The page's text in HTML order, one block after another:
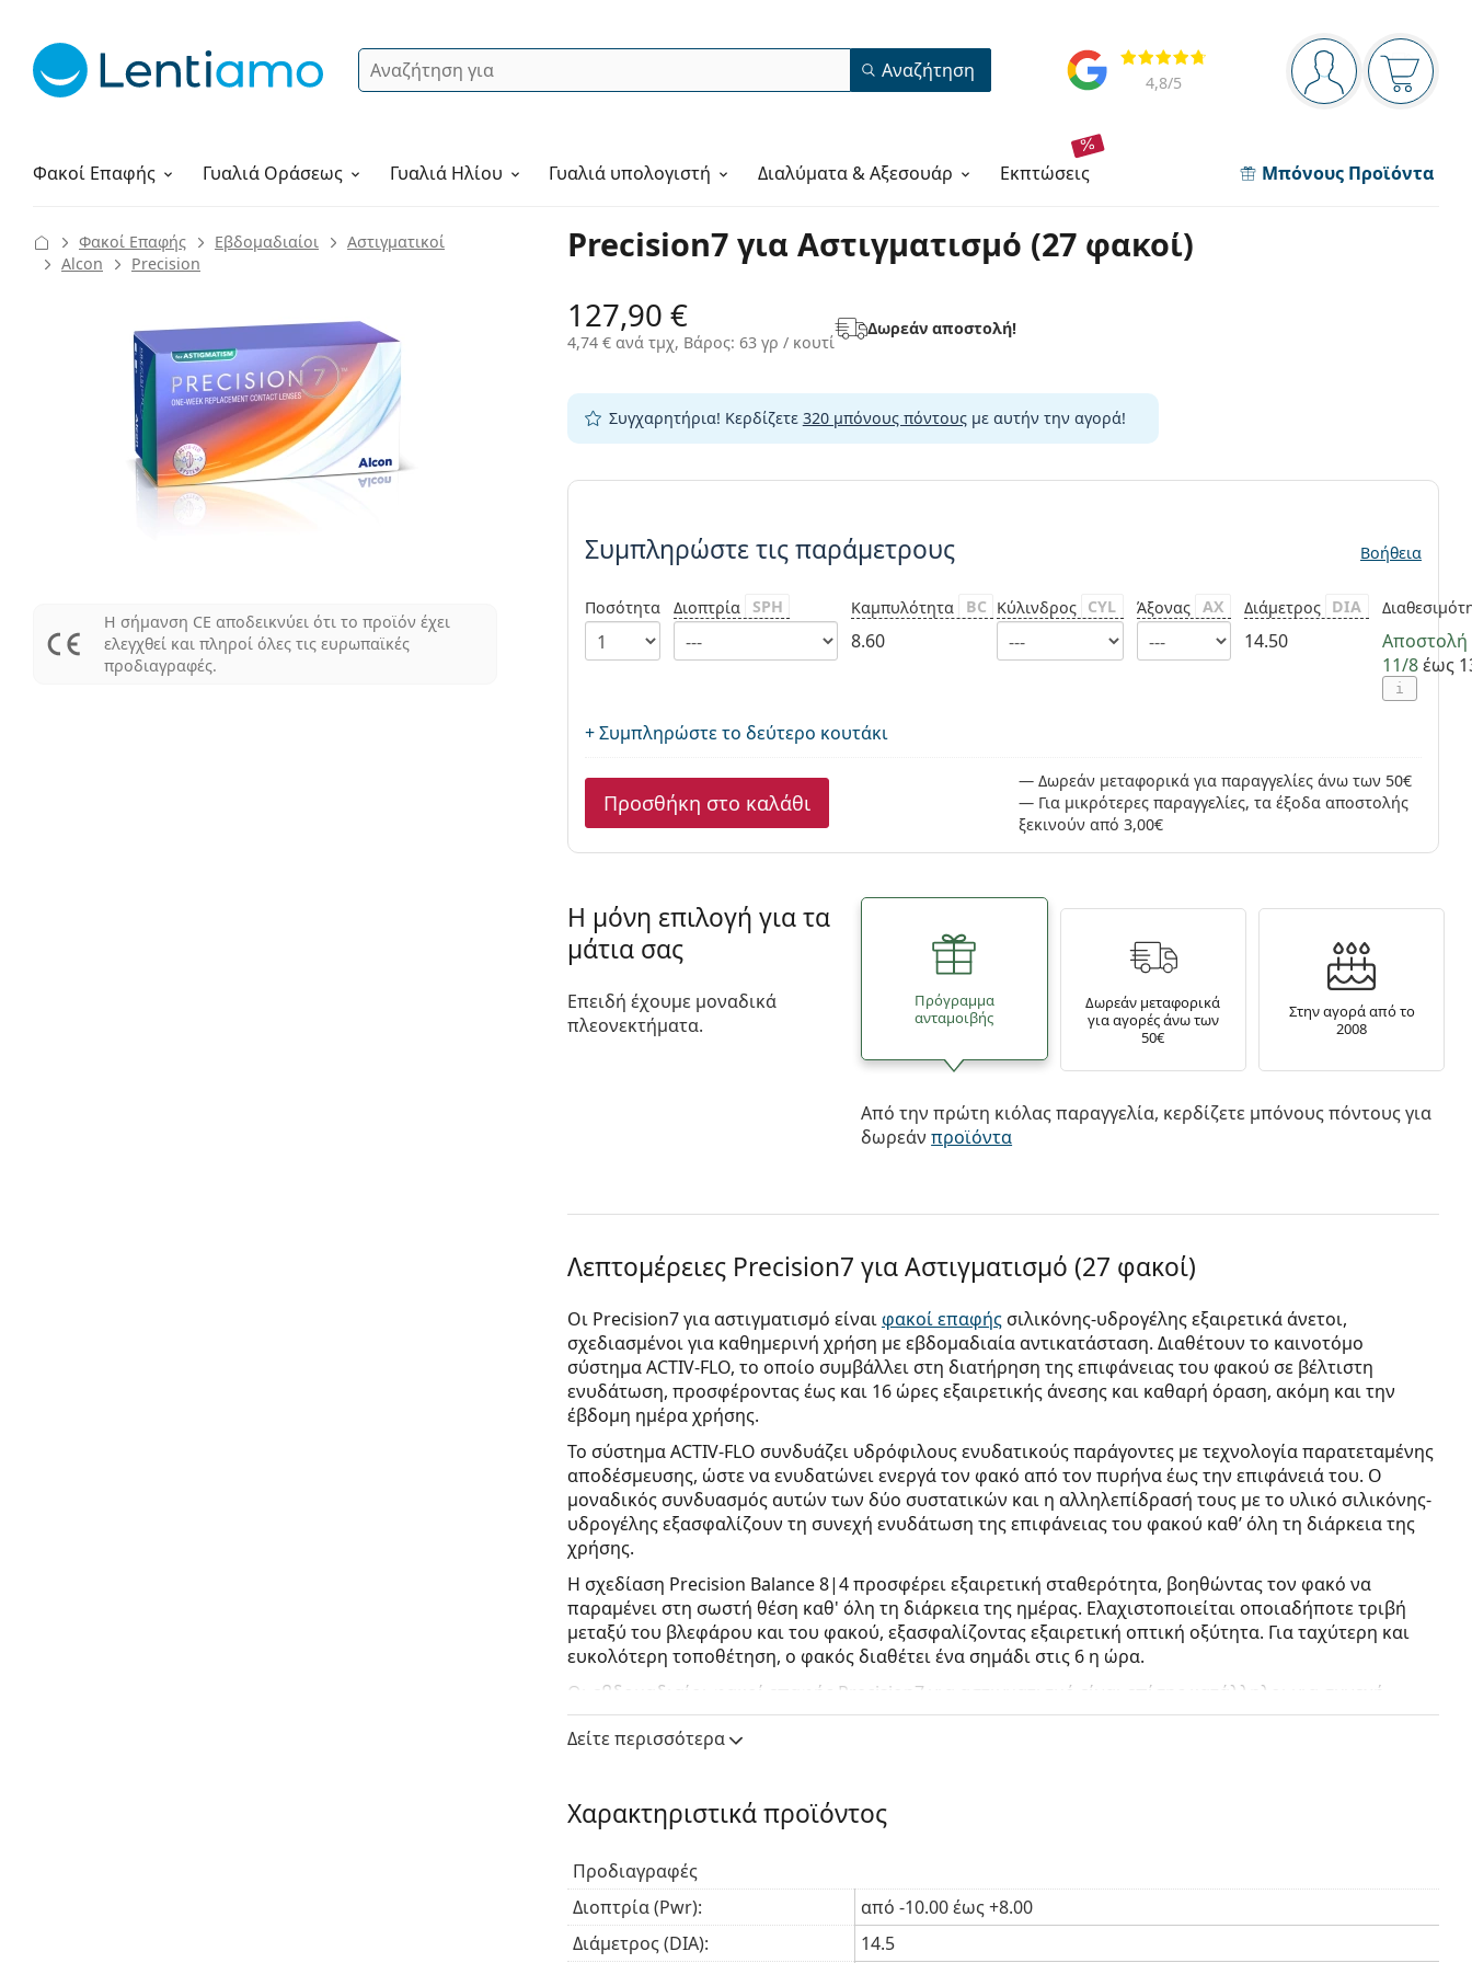
Πίνακας πλοήγησης
Είστε
Το
Αξιολογήσεις
4,8/5
Αναζήτηση Αναζήτηση
Φακοί Επαφής
Υγρά φακών ΓυαλιάΟράσεως Γυαλιά Ηλίου Γυαλιά υπολογιστή Διαλύματα & Αξεσουάρ εκπτώσεις Μπόνους Προϊόντα
Πώς να παραγγείλετε
Precision7 για Αστιγματισμό (27 φακοί)
Φακοί Επαφής Εβδομαδιαίοι
Αστιγματικοί
Alcon
Precision
Η σήμανση CE αποδεικνύει ότι το προϊόν έχει
ελεγχθεί και πληροί όλες τις ευρωπαϊκές
προδιαγραφές.
127,90 €
4,74 €ανά τμχ, Βάρος: 63 γρ / κουτί
Δωρεάν αποστολή!
Συγχαρητήρια! Κερδίζετε 320 μπόνους πόντουςμε αυτήν την αγορά!
Συμπληρώστε τις παράμετρους
Συμπληρώστε τις παράμετρους Βοήθεια
Ποσότητα Διοπτρία SPH Καμπυλότητα BC
8.60
Κύλινδρος CYL Άξονας AX Διάμετρος DIA
14.50
Αποστολή
11/8έως
i
+ Συμπληρώστε το δεύτερο κουτάκι
Προσθήκη στο καλάθι
Δωρεάν μεταφορικά για παραγγελίες άνω των 50€
Για μικρότερες παραγγελίες, τα έξοδα αποστολής
ξεκινούν από 3,00€
Η μόνη επιλογή για τα
μάτια σας
Επειδή έχουμε μοναδικά
πλεονεκτήματα.
Πρόγραμμα
ανταμοιβής
Δωρεάν μεταφορικά
για αγορές άνω των
50€
Στην αγορά από το
2008
Από την πρώτη κιόλας παραγγελία, κερδίζετε μπόνους πόντους για
δωρεάνπροϊόντα
Λεπτομέρειες Precision7 για Αστιγματισμό (27 φακοί)
Οι Precision7 για αστιγματισμό είναιφακοί επαφήςσιλικόνης-υδρογέλης εξαιρετικά άνετοι,
σχεδιασμένοι για καθημερινή χρήση με εβδομαδιαία αντικατάσταση. Διαθέτουν το καινοτόμο
σύστημα ACTIV-FLO, το οποίο συμβάλλει στη διατήρηση της επιφάνειας του φακού σε βέλτιστη
ενυδάτωση, προσφέροντας έως και 16 ώρες εξαιρετικής άνεσης και καθαρή όραση, ακόμη και την
έβδομη ημέρα χρήσης.
Το σύστημα ACTIV-FLO συνδυάζει υδρόφιλους ενυδατικούς παράγοντες με τεχνολογία παρατεταμένης
αποδέσμευσης, ώστε να ενυδατώνει ενεργά τον φακό από τον πυρήνα έως την επιφάνειά του. Ο
μοναδικός συνδυασμός αυτών των δύο συστατικών και η αλληλεπίδρασή τους με το υλικό σιλικόνης-
υδρογέλης εξασφαλίζουν τη συνεχή ενυδάτωση της επιφάνειας του φακού καθ’ όλη τη διάρκεια της
χρήσης.
Η σχεδίαση Precision Balance8|4προσφέρει εξαιρετική σταθερότητα, βοηθώντας τον φακό να
παραμένει στη σωστή θέση καθ' όλη τη διάρκεια της ημέρας. Ελαχιστοποιείται οποιαδήποτε τριβή
μεταξύ του βλεφάρου και του φακού, εξασφαλίζοντας εξαιρετική οπτική οξύτητα. Για ταχύτερη και
ευκολότερη τοποθέτηση, ο φακός διαθέτει ένα σημάδι στις 6 η ώρα.
Οι εβδομαδιαίοι φακοί επαφής Precision7 για αστιγματισμό είναι επίσης κατάλληλοι για συνεχή
χρήση έως και επτά ημέρες και έξι νύχτες. Ωστόσο, συνιστάται πάντα να συμβουλεύεστε έναν ειδικό
οφθαλμίατρο σχετικά με τη συνεχή χρήση, προκειμένου να διασφαλίζετε τη μέγιστη ασφάλεια και
Κύρια πλεονεκτήματα
Ποια πλεονεκτήματα προσφέρει το Precision7 για τον αστιγματισμό;
Υψηλή αναπνευσιμότητα
– Το Serafilcon A είναι υλικό σιλικόνης-υδρογέλης με υψηλή
αναπνευσιμότητα που βελτιώνει τη ροή οξυγόνου προς τον κερατοειδή, συμβάλλοντας σε πιο
Δείτε περισσότερα
Χαρακτηριστικά προϊόντος
Προδιαγραφές
Διοπτρία (Pwr):
από -10.00 έως +8.00
Διάμετρος (DIA):
14.5